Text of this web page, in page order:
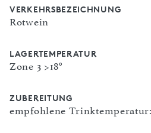
VERKEHRSBEZEICHNUNG
Rotwein
LAGERTEMPERATUR
Zone 3 >18°
ZUBEREITUNG
empfohlene Trinktemperatur: